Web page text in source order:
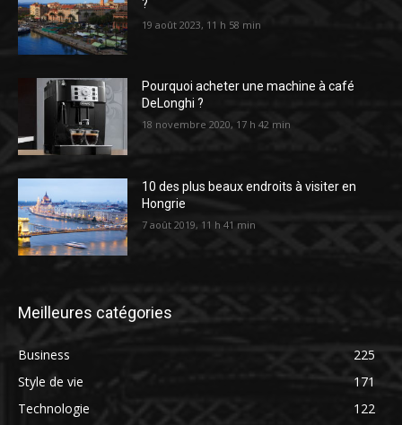
?
19 août 2023, 11 h 58 min
Pourquoi acheter une machine à café
DeLonghi ?
18 novembre 2020, 17 h 42 min
10 des plus beaux endroits à visiter en
Hongrie
7 août 2019, 11 h 41 min
Meilleures catégories
Business
225
Style de vie
171
Technologie
122